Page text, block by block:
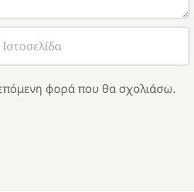
φορά που θα σχολιάσω.